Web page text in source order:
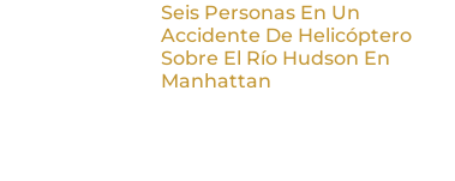
Seis Personas En Un
Accidente De Helicóptero
Sobre El Río Hudson En
Manhattan